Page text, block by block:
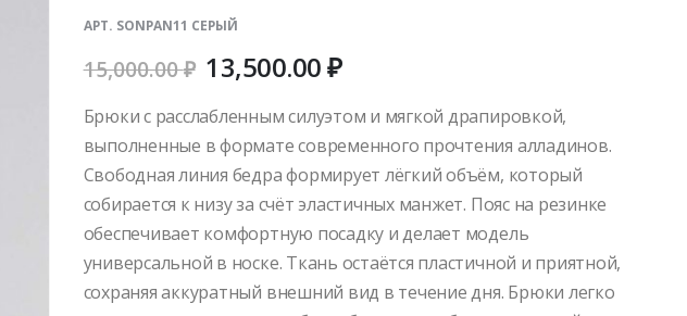
АРТ. SONPAN11 СЕРЫЙ
15,000.00₽ 13,500.00₽
Брюки с расслабленным силуэтом и мягкой драпировкой,
выполненные в формате современного прочтения алладинов.
Свободная линия бедра формирует лёгкий объём, который
собирается к низу за счёт эластичных манжет. Пояс на резинке
обеспечивает комфортную посадку и делает модель
универсальной в носке. Ткань остаётся пластичной и приятной,
сохраняя аккуратный внешний вид в течение дня. Брюки легко